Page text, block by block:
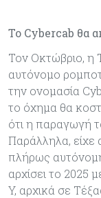
Το Cybercab θα
Τον Οκτώβριο, η
αυτόνομο
την ονομασία
το όχημα θα
ότι η παραγωγή
Παράλληλα, είχε
πλήρως
αρχίσει το 2025
Y, αρχικά σε